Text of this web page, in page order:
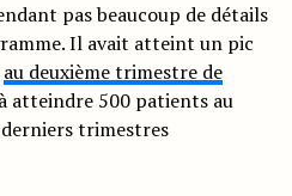
pas beaucoup de détails
Il avait atteint un pic
au deuxième trimestre de
atteindre 500 patients au
trimestres